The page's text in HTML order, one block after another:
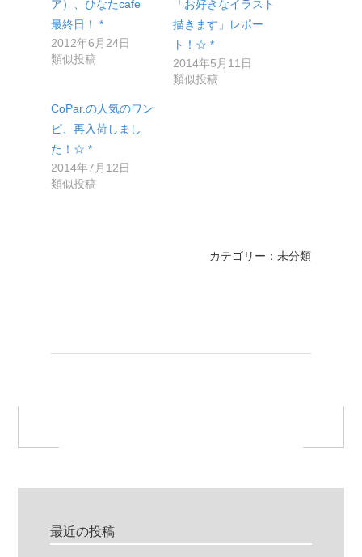
ア）、ひなたcafe
最終日！ *
2012年6月24日
類似投稿
「お好きなイラスト
描きます」レポー
ト！☆ *
2014年5月11日
類似投稿
CoPar.の人気のワン
ピ、再入荷しまし
た！☆ *
2014年7月12日
類似投稿
カテゴリー：未分類
最近の投稿